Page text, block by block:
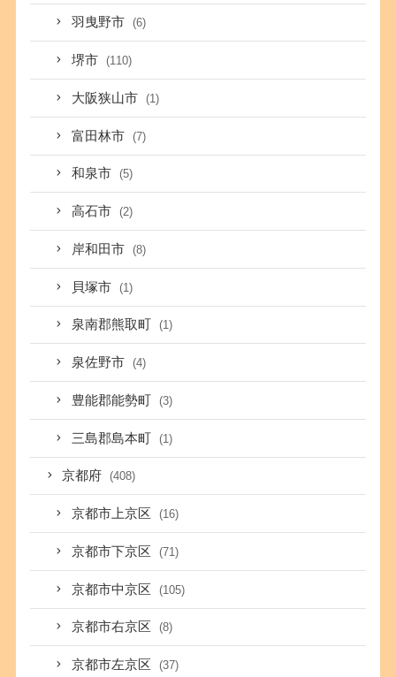
羽曳野市 (6)
堺市 (110)
大阪狭山市 (1)
富田林市 (7)
和泉市 (5)
高石市 (2)
岸和田市 (8)
貝塚市 (1)
泉南郡熊取町 (1)
泉佐野市 (4)
豊能郡能勢町 (3)
三島郡島本町 (1)
京都府 (408)
京都市上京区 (16)
京都市下京区 (71)
京都市中京区 (105)
京都市右京区 (8)
京都市左京区 (37)